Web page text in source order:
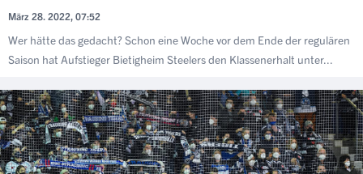
März 28. 2022, 07:52
Wer hätte das gedacht? Schon eine Woche vor dem Ende der regulären
Saison hat Aufstieger Bietigheim Steelers den Klassenerhalt unter...